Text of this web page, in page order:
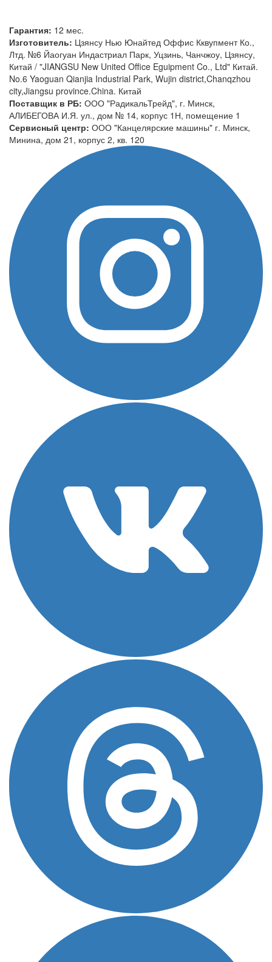
Гарантия: 12 мес.
Изготовитель: Цзянсу Нью Юнайтед Оффис Кквупмент Ко.,
Лтд. №6 Йаогуан Индастриал Парк, Уцзинь, Чанчжоу, Цзянсу,
Китай / "JIANGSU New United Office Eguipment Co., Ltd" Китай.
No.6 Yaoguan Qianjia Industrial Park, Wujin district,Chanqzhou
city,Jiangsu province.China. Китай
Поставщик в РБ: ООО "РадикальТрейд", г. Минск,
АЛИБЕГОВА И.Я. ул., дом № 14, корпус 1Н, помещение 1
Сервисный центр: ООО "Канцелярские машины" г. Минск,
Минина, дом 21, корпус 2, кв. 120